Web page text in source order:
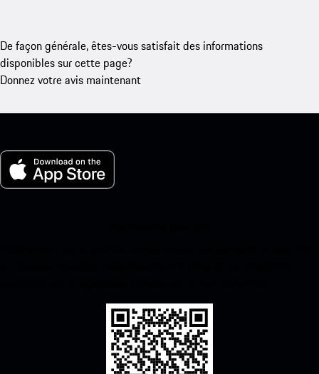
De façon générale, êtes-vous satisfait des informations
disponibles sur cette page?
Donnez votre avis maintenant